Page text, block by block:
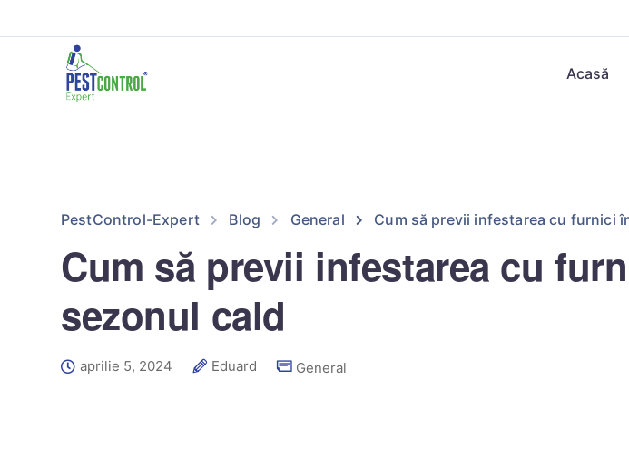
Acasă
PestControl-Expert Blog General Cum să previi infestarea cu furnici
Cum să previi infestarea cu
sezonul cald
aprilie 5, 2024 Eduard General